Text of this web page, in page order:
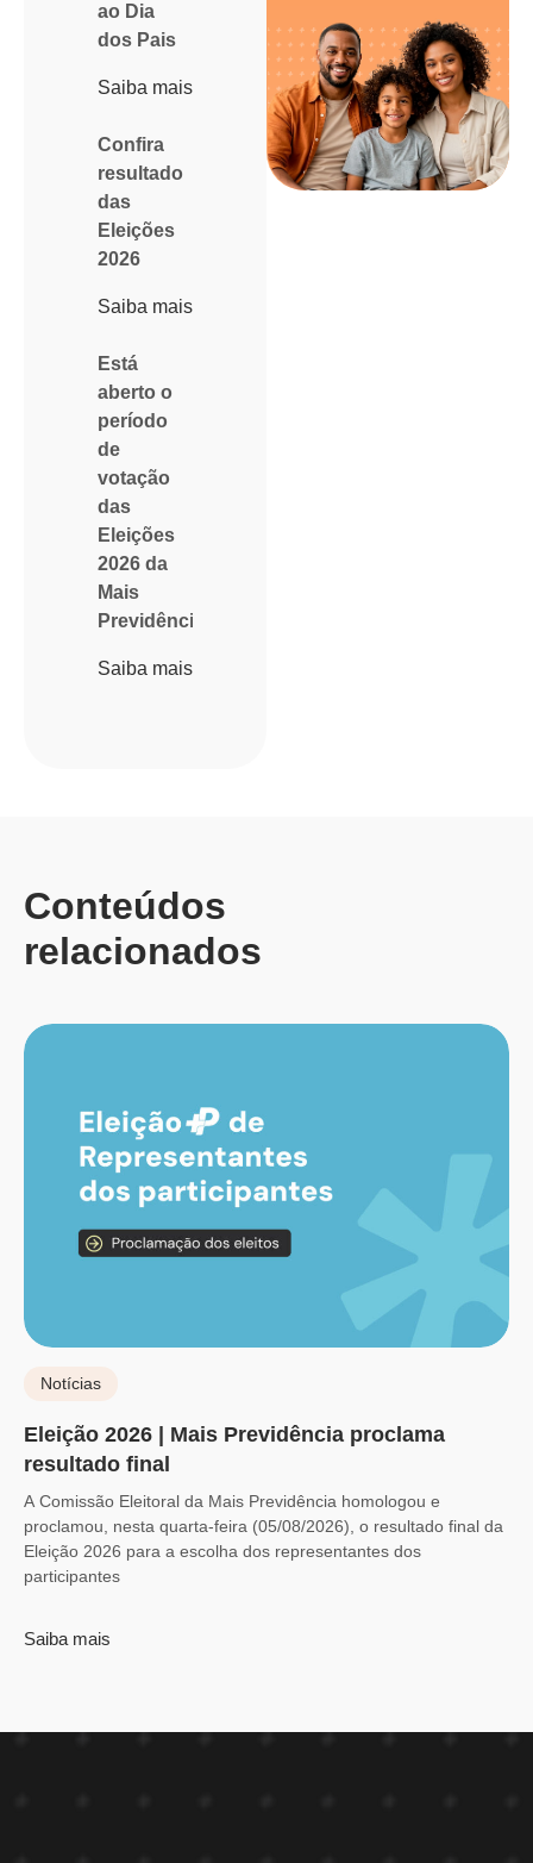
ao Dia
dos Pais
Saiba mais
Confira
resultado
das
Eleições
2026
Saiba mais
Está
aberto o
período
de
votação
das
Eleições
2026 da
Mais
Previdência
Saiba mais
Conteúdos
relacionados
Notícias
Eleição 2026 | Mais Previdência proclama
resultado final
A Comissão Eleitoral da Mais Previdência homologou e
proclamou, nesta quarta-feira (05/08/2026), o resultado final da
Eleição 2026 para a escolha dos representantes dos
participantes
Saiba mais